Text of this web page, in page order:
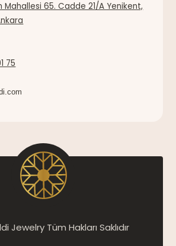
Mahallesi 65. Cadde 21/A Yenikent,
75
Jewelry Tüm Hakları Saklıdır